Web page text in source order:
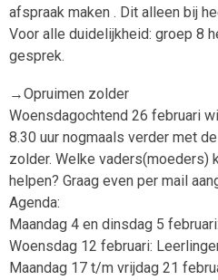
afspraak maken . Dit alleen bij
Voor alle duidelijkheid: groep 8
gesprek.
→Opruimen zolder
Woensdagochtend 26 februari
8.30 uur nogmaals verder met
zolder. Welke vaders(moeders)
helpen? Graag even per mail
Agenda:
Maandag 4 en dinsdag 5
Woensdag 12 februari:
Maandag 17 t/m vrijdag 21